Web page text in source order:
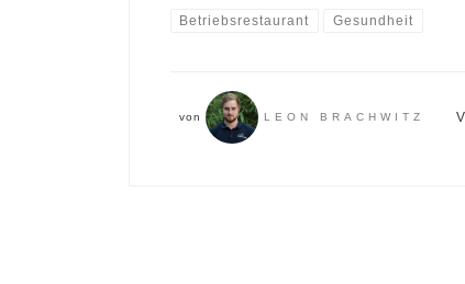
Betriebsrestaurant Gesundheit
von LEON BRACHWITZ